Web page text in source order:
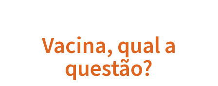
Vacina, qual a
questão?